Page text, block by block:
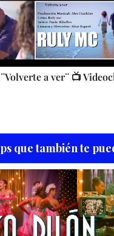
a ver¨ 📺
que también te